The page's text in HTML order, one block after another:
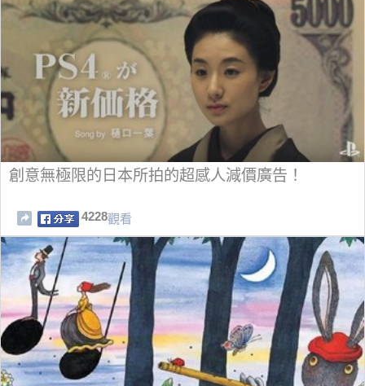
創意無極限的日本所拍的超感人減價廣告！
4228觀看